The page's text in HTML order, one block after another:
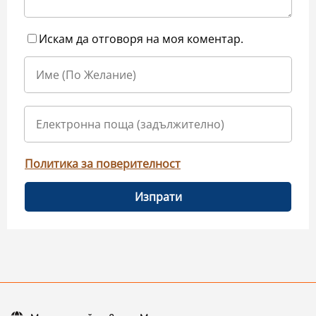
Искам да отговоря на моя коментар.
Политика за поверителност
Изпрати